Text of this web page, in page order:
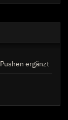
ergänzt